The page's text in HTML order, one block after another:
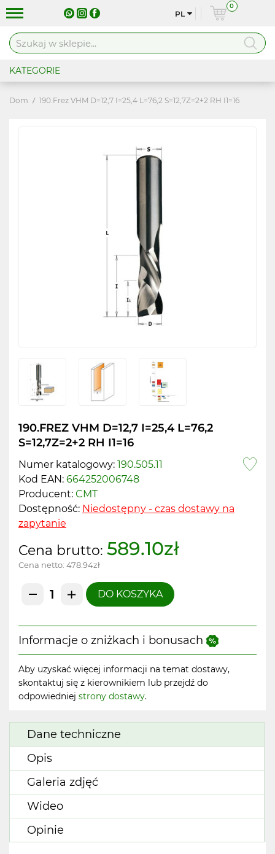
PL
0
KATEGORIE
Dom 190.Frez VHM D=12,7 I=25,4 L=76,2 S=12,7Z=2+2 RH I1=16
190.FREZ VHM D=12,7 I=25,4 L=76,2
S=12,7Z=2+2 RH I1=16
Numer katalogowy: 190.505.11
Kod EAN: 664252006748
Producent: CMT
Dostępność: Niedostępny - czas dostawy na
zapytanie
Cena brutto: 589.10zł
Cena netto: 478.94zł
DO KOSZYKA
Informacje o zniżkach i bonusach
Aby uzyskać więcej informacji na temat dostawy,
skontaktuj się z kierownikiem lub przejdź do
odpowiedniej strony dostawy.
Dane techniczne
Opis
Galeria zdjęć
Wideo
Opinie